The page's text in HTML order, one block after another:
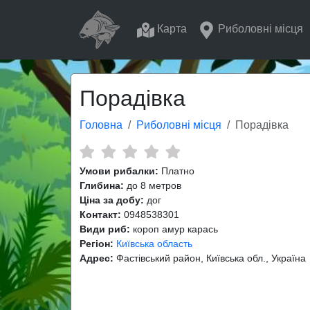
Карта Риболовні місця
Порадівка
Головна Риболовні місця Порадівка
Умови рибалки: Платно
Глибина: до 8 метров
Ціна за добу: дог
Контакт: 0948538301
Види риб: короп амур карась
Регіон: Київська область
Адрес: Фастівський район, Київська обл., Україна